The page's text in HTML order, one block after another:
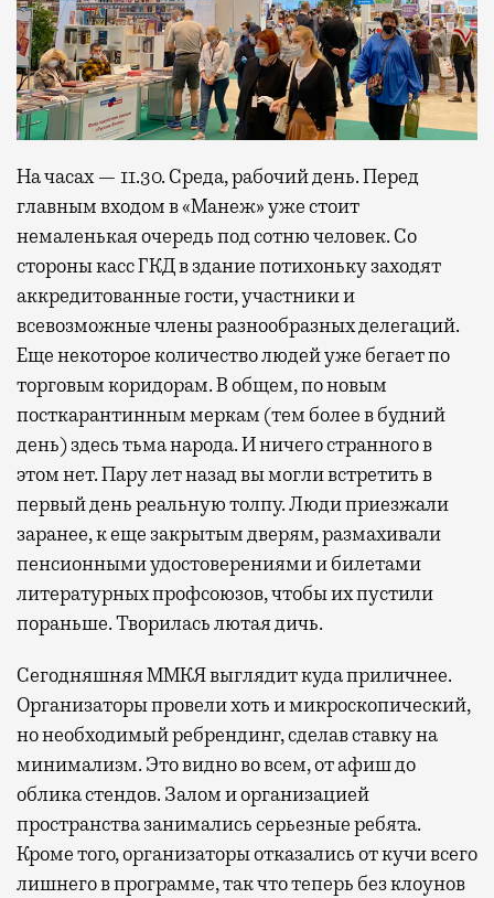
На часах — 11.30. Среда, рабочий день. Перед
главным входом в «Манеж» уже стоит
немаленькая очередь под сотню человек. Со
стороны касс ГКД в здание потихоньку заходят
аккредитованные гости, участники и
всевозможные члены разнообразных делегаций.
Еще некоторое количество людей уже бегает по
торговым коридорам. В общем, по новым
посткарантинным меркам (тем более в будний
день) здесь тьма народа. И ничего странного в
этом нет. Пару лет назад вы могли встретить в
первый день реальную толпу. Люди приезжали
заранее, к еще закрытым дверям, размахивали
пенсионными удостоверениями и билетами
литературных профсоюзов, чтобы их пустили
пораньше. Творилась лютая дичь.
Сегодняшняя ММКЯ выглядит куда приличнее.
Организаторы провели хоть и микроскопический,
но необходимый ребрендинг, сделав ставку на
минимализм. Это видно во всем, от афиш до
облика стендов. Залом и организацией
пространства занимались серьезные ребята.
Кроме того, организаторы отказались от кучи всего
лишнего в программе, так что теперь без клоунов